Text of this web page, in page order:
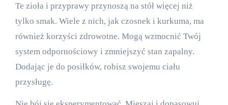
Te zioła i przyprawy przynoszą na stół więcej niż
tylko smak. Wiele z nich, jak czosnek i kurkuma, ma
również korzyści zdrowotne. Mogą wzmocnić Twój
system odpornościowy i zmniejszyć stan zapalny.
Dodając je do posiłków, robisz swojemu ciału
przysługę.